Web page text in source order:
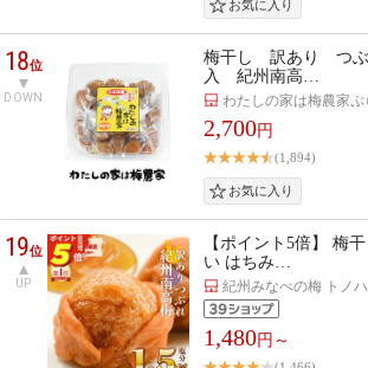
18位
DOWN
梅干し 訳あり つ
入 紀州南高…
わたしの家は梅農家
2,700円
(1,894)
19位
UP
【ポイント5倍】 梅
い はちみ…
紀州みなべの梅 トノ
1,480円～